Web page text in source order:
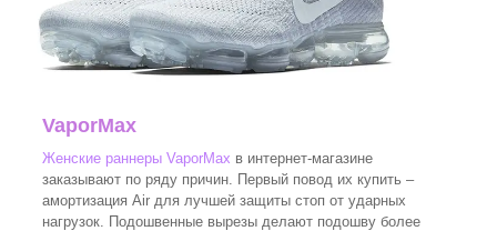
VaporMax
Женские раннеры VaporMax в интернет-магазине
заказывают по ряду причин. Первый повод их купить –
амортизация Air для лучшей защиты стоп от ударных
нагрузок. Подошвенные вырезы делают подошву более